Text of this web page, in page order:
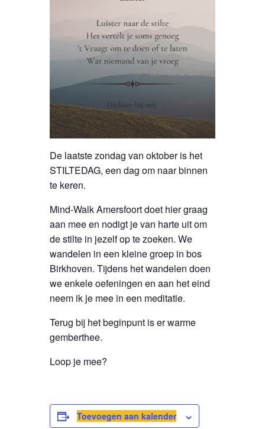
De laatste zondag van oktober is het
STILTEDAG, een dag om naar binnen
te keren.
Mind-Walk Amersfoort doet hier graag
aan mee en nodigt je van harte uit om
de stilte in jezelf op te zoeken. We
wandelen in een kleine groep in bos
Birkhoven. Tijdens het wandelen doen
we enkele oefeningen en aan het eind
neem ik je mee in een meditatie.
Terug bij het beginpunt is er warme
gemberthee.
Loop je mee?
Toevoegen aan kalender